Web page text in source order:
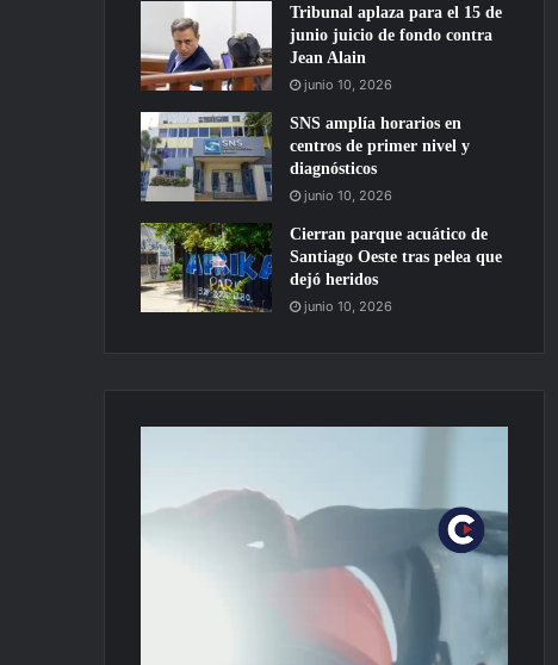
Tribunal aplaza para el 15 de
junio juicio de fondo contra
Jean Alain
junio 10, 2026
SNS amplía horarios en
centros de primer nivel y
diagnósticos
junio 10, 2026
Cierran parque acuático de
Santiago Oeste tras pelea que
dejó heridos
junio 10, 2026